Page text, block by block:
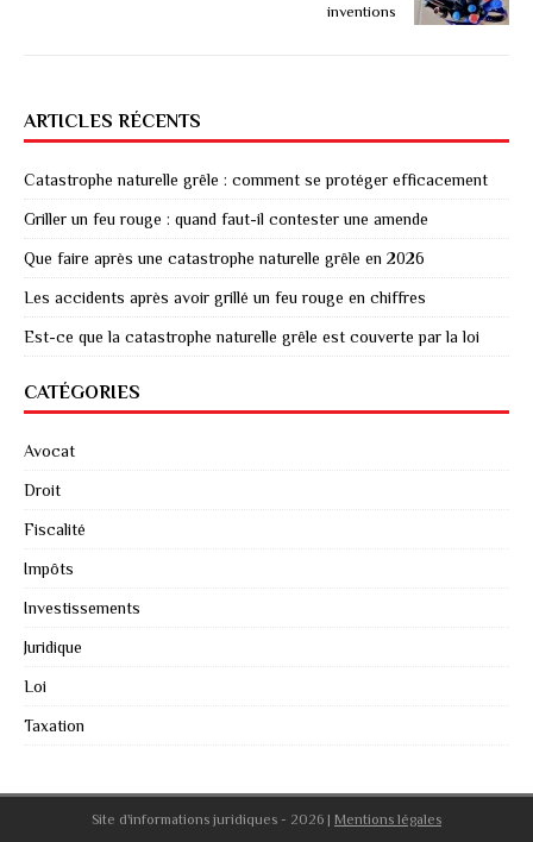
inventions
ARTICLES RÉCENTS
Catastrophe naturelle grêle : comment se protéger efficacement
Griller un feu rouge : quand faut-il contester une amende
Que faire après une catastrophe naturelle grêle en 2026
Les accidents après avoir grillé un feu rouge en chiffres
Est-ce que la catastrophe naturelle grêle est couverte par la loi
CATÉGORIES
Avocat
Droit
Fiscalité
Impôts
Investissements
Juridique
Loi
Taxation
Site d'informations juridiques - 2026 | Mentions légales